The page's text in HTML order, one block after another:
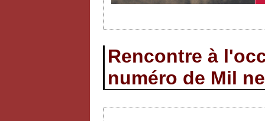
Rencontre à
numéro de Mil